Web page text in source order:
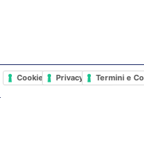
Cookie PolicyPrivacy PolicyTermini e